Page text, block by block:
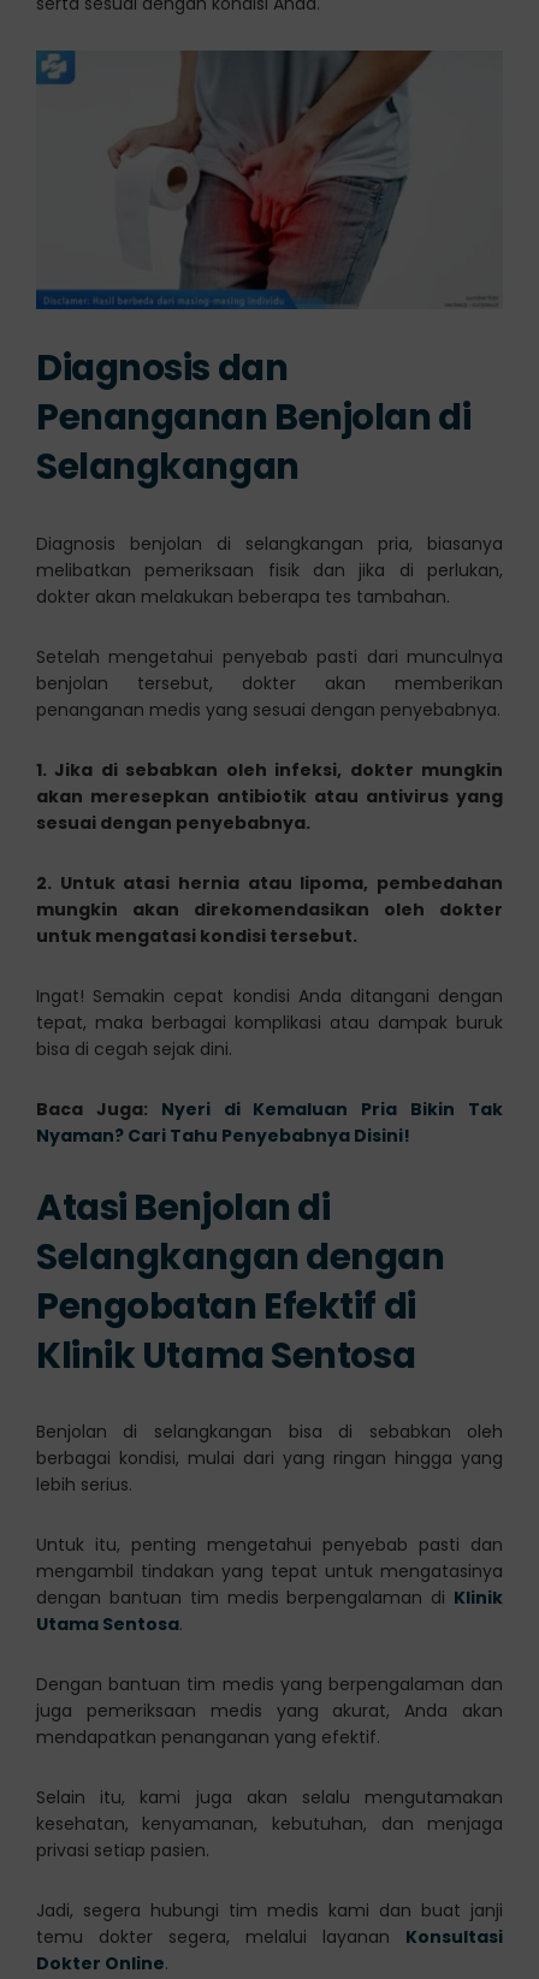
Diagnosis dan
Penanganan Benjolan di
Selangkangan
Diagnosis benjolan di selangkangan pria, biasanya
melibatkan pemeriksaan fisik dan jika di perlukan,
dokter akan melakukan beberapa tes tambahan.
Setelah mengetahui penyebab pasti dari munculnya
benjolan tersebut, dokter akan memberikan
penanganan medis yang sesuai dengan penyebabnya.
1. Jika di sebabkan oleh infeksi, dokter mungkin
akan meresepkan antibiotik atau antivirus yang
sesuai dengan penyebabnya.
2. Untuk atasi hernia atau lipoma, pembedahan
mungkin akan direkomendasikan oleh dokter
untuk mengatasi kondisi tersebut.
Ingat! Semakin cepat kondisi Anda ditangani dengan
tepat, maka berbagai komplikasi atau dampak buruk
bisa di cegah sejak dini.
Baca Juga: Nyeri di Kemaluan Pria Bikin Tak
Nyaman? Cari Tahu Penyebabnya Disini!
Atasi Benjolan di
Selangkangan dengan
Pengobatan Efektif di
Klinik Utama Sentosa
Benjolan di selangkangan bisa di sebabkan oleh
berbagai kondisi, mulai dari yang ringan hingga yang
lebih serius.
Untuk itu, penting mengetahui penyebab pasti dan
mengambil tindakan yang tepat untuk mengatasinya
dengan bantuan tim medis berpengalaman di Klinik
Utama Sentosa.
Dengan bantuan tim medis yang berpengalaman dan
juga pemeriksaan medis yang akurat, Anda akan
mendapatkan penanganan yang efektif.
Selain itu, kami juga akan selalu mengutamakan
kesehatan, kenyamanan, kebutuhan, dan menjaga
privasi setiap pasien.
Jadi, segera hubungi tim medis kami dan buat janji
temu dokter segera, melalui layanan Konsultasi
Dokter Online.